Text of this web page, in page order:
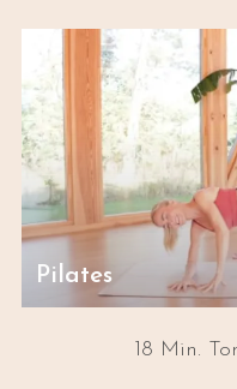
Pilates
18 Min.